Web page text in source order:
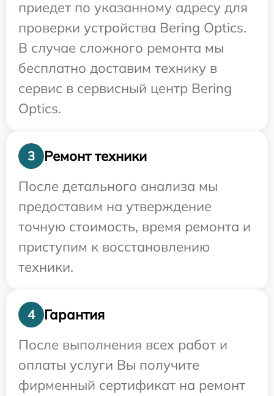
приедет по указанному адресу для
проверки устройства Bering Optics.
В случае сложного ремонта мы
бесплатно доставим технику в
сервис в сервисный центр Bering
Optics.
3
Ремонт техники
После детального анализа мы
предоставим на утверждение
точную стоимость, время ремонта и
приступим к восстановлению
техники.
4
Гарантия
После выполнения всех работ и
оплаты услуги Вы получите
фирменный сертификат на ремонт